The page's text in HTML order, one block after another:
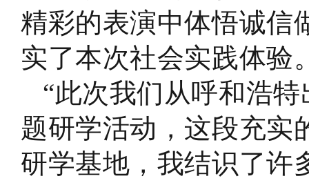
精彩的表演中体悟诚信
实了本次社会实践体验
“此次我们从呼和浩
题研学活动，这段充实
研学基地，我结识了许